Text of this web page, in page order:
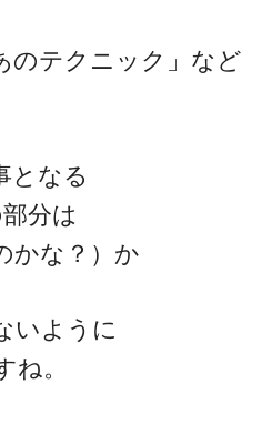
のテクニック」など
となる
分は
かな？）か
いように
ね。